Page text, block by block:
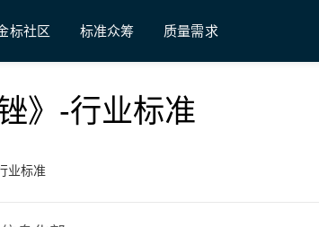
标社区 标准众筹 质量需求
》-行业标准
业标准